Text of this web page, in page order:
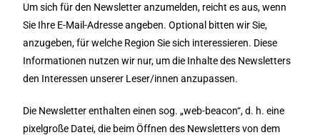
Um sich für den Newsletter anzumelden, reicht es aus, wenn
Sie Ihre E-Mail-Adresse angeben. Optional bitten wir Sie,
anzugeben, für welche Region Sie sich interessieren. Diese
Informationen nutzen wir nur, um die Inhalte des Newsletters
den Interessen unserer Leser/innen anzupassen.
Die Newsletter enthalten einen sog. „web-beacon“, d. h. eine
pixelgroße Datei, die beim Öffnen des Newsletters von dem